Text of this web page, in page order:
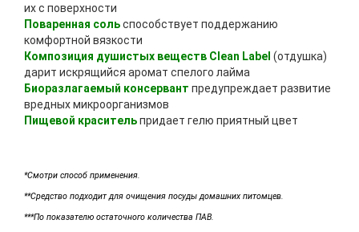
их с поверхности
Поваренная сольспособствует поддержанию
комфортной вязкости
Композиция душистых веществ Clean Label (отдушка)
дарит искрящийся аромат спелого лайма
Биоразлагаемый консервант предупреждает развитие
вредных микроорганизмов
Пищевой красительпридает гелю приятный цвет
*Смотри способ применения.
**Средство подходит для очищения посуды домашних питомцев.
***По показателю остаточного количества ПАВ.